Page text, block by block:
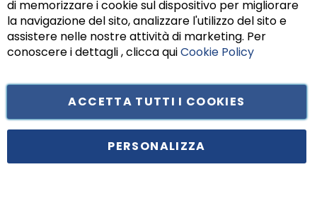
Principe di Piemonte 199, cap. 80026 Casoria (NA) - C.F. 05834470634 -
di memorizzare i cookie sul dispositivo per migliorare
la navigazione del sito, analizzare l'utilizzo del sito e
assistere nelle nostre attività di marketing. Per
conoscere i dettagli , clicca quiCookie Policy
ACCETTA TUTTI I COOKIES
PERSONALIZZA